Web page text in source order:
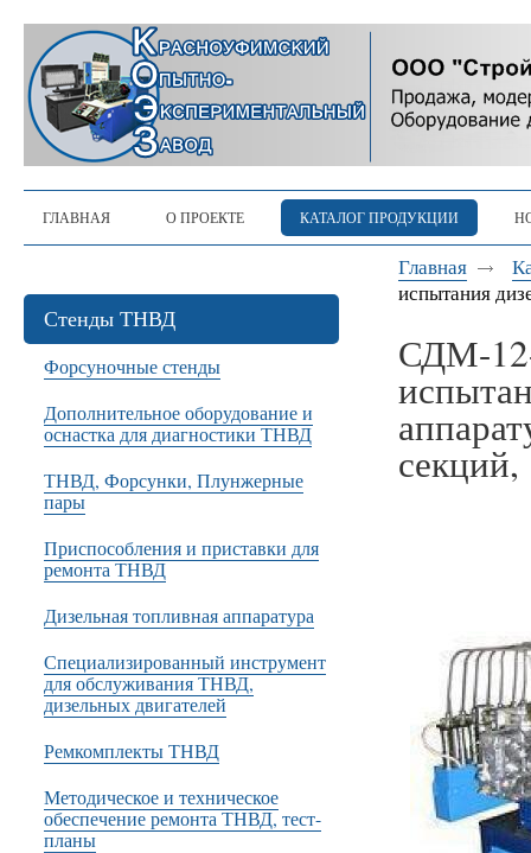
ГЛАВНАЯ О ПРОЕКТЕ КАТАЛОГ ПРОДУКЦИИ
Стенды ТНВД
Форсуночные стенды
Дополнительное оборудование и
оснастка для диагностики ТНВД
ТНВД, Форсунки, Плунжерные
пары
Приспособления и приставки для
ремонта ТНВД
Дизельная топливная аппаратура
Специализированный инструмент
для обслуживания ТНВД,
дизельных двигателей
Ремкомплекты ТНВД
Методическое и техническое
обеспечение ремонта ТНВД, тест-
планы
Главная
испытания
СДМ-